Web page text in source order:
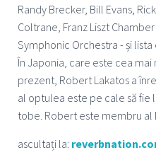
Randy Brecker, Bill Evans,
Coltrane, Franz Liszt
Symphonic Orchestra - și
În Japonia, care este cea
prezent, Robert Lakatos a
al optulea este pe cale să fie
tobe. Robert este membru al
ascultați la: